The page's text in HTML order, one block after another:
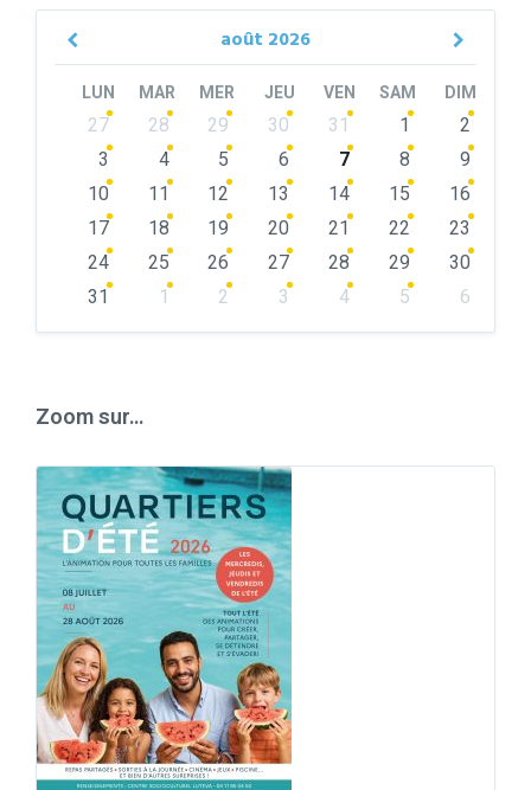
août 2026
Previous
LUN MAR MER JEU VEN SAM DIM
Skip
calendar
27 28 29 30 31 1
2
3
4 5 6 7 8
9
10
11 12 13 14 15
16
17
18 19 20 21 22
23
24
25 26 27 28 29
30
31
1 2 3 4 5
6
Zoom sur…